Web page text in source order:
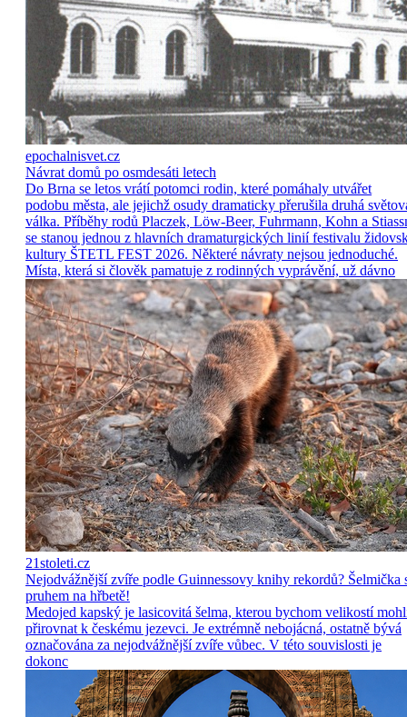
epochalnisvet.cz
Návrat domů po osmdesáti letech
Do Brna se letos vrátí potomci rodin, které pomáhaly utvářet
podobu města, ale jejichž osudy dramaticky přerušila druhá
válka. Příběhy rodů Placzek, Löw-Beer, Fuhrmann, Kohn a
se stanou jednou z hlavních dramaturgických linií festivalu
kultury ŠTETL FEST 2026. Některé návraty nejsou jednoduché.
Místa, která si člověk pamatuje z rodinných vyprávění, už dávno
21stoleti.cz
Nejodvážnější zvíře podle Guinnessovy knihy rekordů? Šelmička
pruhem na hřbetě!
Medojed kapský je lasicovitá šelma, kterou bychom velikostí
přirovnat k českému jezevci. Je extrémně nebojácná, ostatně bývá
označována za nejodvážnější zvíře vůbec. V této souvislosti je
dokonc